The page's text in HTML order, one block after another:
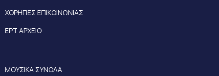
ΧΟΡΗΓΙΕΣ ΕΠΙΚΟΙΝΩΝΙΑΣ
ΕΡΤ ΑΡΧΕΙΟ
ΜΟΥΣΙΚΑ ΣΥΝΟΛΑ